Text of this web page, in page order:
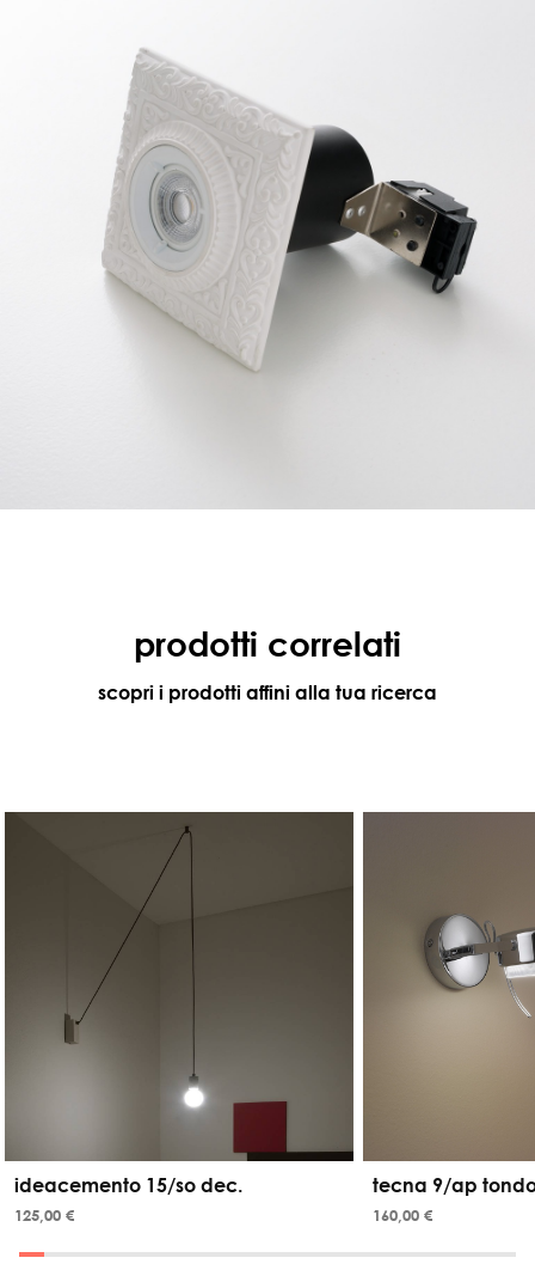
prodotti correlati
scopri i prodotti affini alla tua ricerca
ideacemento 15/so dec.
125,00 €
tecna 9/ap
160,00 €